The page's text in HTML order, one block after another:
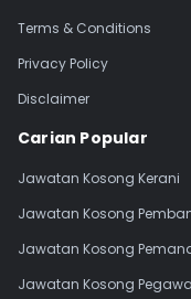
Terms & Conditions
Privacy Policy
Disclaimer
Carian Popular
Jawatan Kosong Kerani
Jawatan Kosong
Jawatan Kosong
Jawatan Kosong